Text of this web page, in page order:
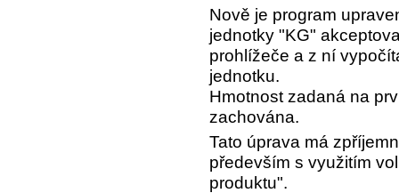
Nově je program
jednotky "KG"
prohlížeče a z ní
jednotku.
Hmotnost zadaná na
zachována.
Tato úprava má
především s využitím
produktu".